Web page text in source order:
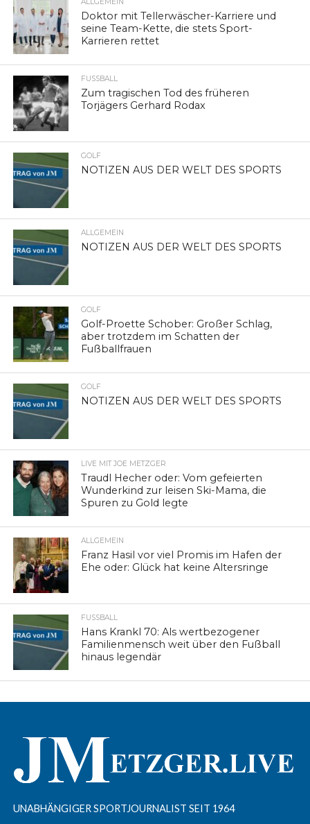
ALLGEMEIN
Doktor mit Tellerwäscher-Karriere und
seine Team-Kette, die stets Sport-
Karrieren rettet
FUSSBALL
Zum tragischen Tod des früheren
Torjägers Gerhard Rodax
GOLF
NOTIZEN AUS DER WELT DES SPORTS
ALLGEMEIN
NOTIZEN AUS DER WELT DES SPORTS
GOLF
Golf-Proette Schober: Großer Schlag,
aber trotzdem im Schatten der
Fußballfrauen
GOLF
NOTIZEN AUS DER WELT DES SPORTS
LIVE MIT JOE METZGER
Traudl Hecher oder: Vom gefeierten
Wunderkind zur leisen Ski-Mama, die
Spuren zu Gold legte
ALLGEMEIN
Franz Hasil vor viel Promis im Hafen der
Ehe oder: Glück hat keine Altersringe
FUSSBALL
Hans Krankl 70: Als wertbezogener
Familienmensch weit über den Fußball
hinaus legendär
UNABHÄNGIGER SPORTJOURNALIST SEIT 1964